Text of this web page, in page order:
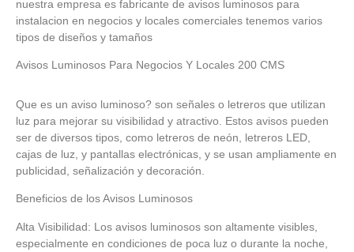
nuestra empresa es fabricante de avisos luminosos para
instalacion en negocios y locales comerciales tenemos varios
tipos de diseños y tamaños
Avisos Luminosos Para Negocios Y Locales 200 CMS
Que es un aviso luminoso? son señales o letreros que utilizan
luz para mejorar su visibilidad y atractivo. Estos avisos pueden
ser de diversos tipos, como letreros de neón, letreros LED,
cajas de luz, y pantallas electrónicas, y se usan ampliamente en
publicidad, señalización y decoración.
Beneficios de los Avisos Luminosos
Alta Visibilidad: Los avisos luminosos son altamente visibles,
especialmente en condiciones de poca luz o durante la noche,